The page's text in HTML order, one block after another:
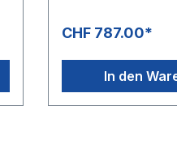
CHF 787.00*
In den